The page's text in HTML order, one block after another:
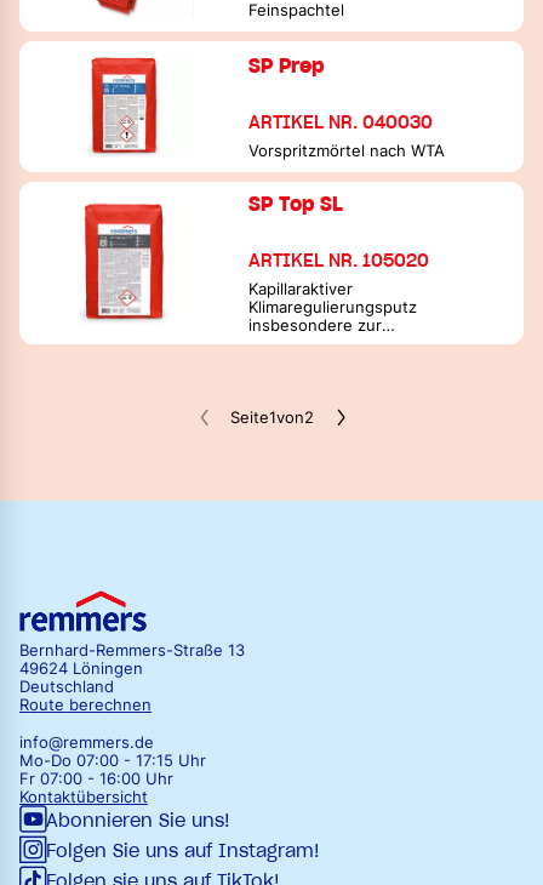
Feinspachtel
SP Prep
ARTIKEL NR. 040030
Vorspritzmörtel nach WTA
SP Top SL
ARTIKEL NR. 105020
Kapillaraktiver
Klimaregulierungsputz
insbesondere zur
Schimmelsanierung
Seite1von2
Bernhard-Remmers-Straße 13
49624 Löningen
Deutschland
Route berechnen
info@remmers.de
Mo-Do 07:00 - 17:15 Uhr
Fr 07:00 - 16:00 Uhr
Kontaktübersicht
Abonnieren Sie uns!
Folgen Sie uns auf Instagram!